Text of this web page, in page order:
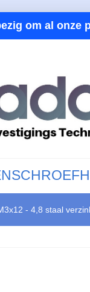
om al onze
SCHROEF
- 4,8 staal